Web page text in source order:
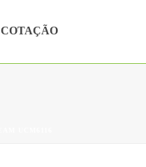
COTAÇÃO